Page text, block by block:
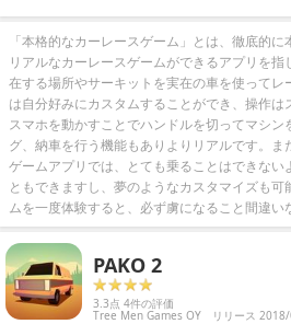
「本格的なカーレースゲーム」とは、徹底的
リアルなカーレースゲームができるアプリを
在する場所やサーキットを実在の車を使って
は自分好みにカスタムすることができ、操作
スマホを動かすことでハンドルを切ってマシ
グ、納車を行う機能もありよりリアルです。
ゲームアプリでは、とても乗ることはできない
ともできますし、夢のようなカスタマイズも
ムを一度体験すると、必ず虜になること間違い
PAKO 2
3.3点 4件の評価
Tree Men Games OY リリース